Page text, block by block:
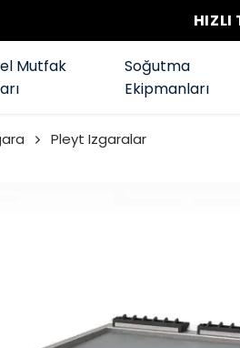
HIZLI
Mutfak
Soğutma
Ekipmanları
Pleyt Izgaralar